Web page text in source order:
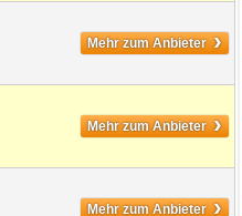
Mehr zum Anbieter ›
Mehr zum Anbieter ›
Mehr zum Anbieter ›